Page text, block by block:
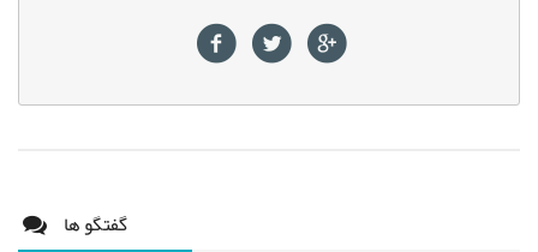
گفتگو ها